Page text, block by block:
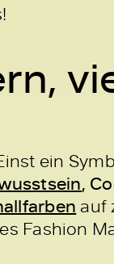
ein
,
auf
Fashion